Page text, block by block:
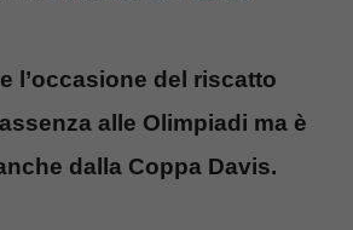
l’occasione del riscatto
alle Olimpiadi ma è
dalla Coppa Davis.